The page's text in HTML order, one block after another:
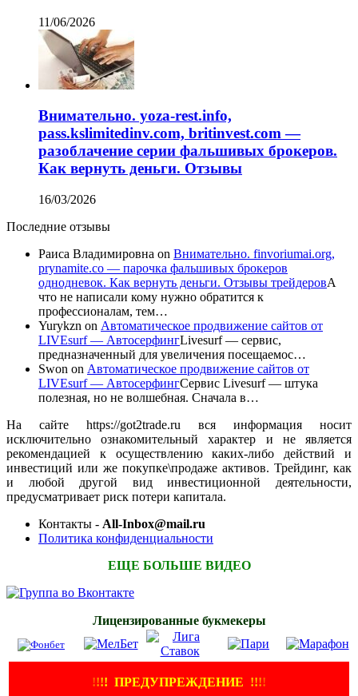
11/06/2026
Внимательно. yoza-rest.info,
pass.kslimitedinv.com, britinvest.com —
разоблачение серии фальшивых брокеров.
Как вернуть деньги. Отзывы
16/03/2026
Последние отзывы
Раиса Владимировна on Внимательно. finvoriumai.org,
prynamite.co — парочка фальшивых брокеров
однодневок. Как вернуть деньги. Отзывы трейдеровА
что не написали кому нужно обратится к
профессионалам, тем…
Yurykzn on Автоматическое продвижение сайтов от
LIVEsurf — АвтосерфингLivesurf — сервис,
предназначенный для увеличения посещаемос…
Swon on Автоматическое продвижение сайтов от
LIVEsurf — АвтосерфингСервис Livesurf — штука
полезная, но не волшебная. Сначала в…
На сайте https://got2trade.ru вся информация носит
исключительно ознакомительный характер и не является
рекомендацией к осуществлению каких-либо действий и
инвестиций или же покупке\продаже активов. Трейдинг, как
и любой другой вид инвестиционной деятельности,
предусматривает риск потери капитала.
Контакты - All-Inbox@mail.ru
Политика конфиденциальности
ЕЩЕ БОЛЬШЕ ВИДЕО
Лицензированные букмекеры
!!!! ПРЕДУПРЕЖДЕНИЕ !!!!